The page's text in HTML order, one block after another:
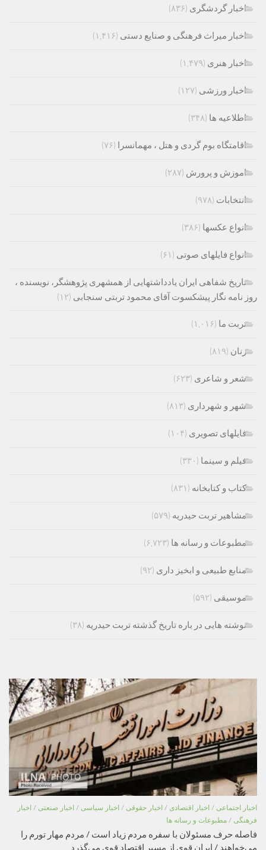
اخبار گردشگری (۸۳۶)
اخبار میراث فرهنگی و صنایع دستی (۱,۴۱۶)
اخبار هنری (۱,۴۷۹)
اخبار ورزشی (۱۲۷)
اطلاعیه ها (۳۴۸)
اقامتگاه بوم گردی و هتل ، مهمانسرا (۷۶)
اموزش و پرورش (۲۸۷)
انتخابات (۹۷۸)
انواع عکسها (۳۸۶)
انواع فایلهای صوتی (۶۱)
تاریخ شفاهی ایران یادداشتهایی از همشهری پژوهشگر، نویسنده ،
روز نامه نگار پیشکسوت آقای محمود تربتی سنجابی (۱۲)
تربت ما (۱,۰۱۶)
زنان (۸۱۹)
شعر و شاعری (۶۲۳)
شهر و شهرداری (۸۱۳)
فایلهای تصویری (۱۰۴)
فیلم و سینما (۳۳۰)
کتاب و کتابخانه (۸۳۱)
مشاهیر تربت حیدریه (۵۷۹)
مطبوعات و رسانه ها (۶,۷۲۳)
منابع طبیعی و ابخیز داری (۹۲)
موسیقی (۵۹۲)
نوشته هایی در باره تاریخ گذشته تربت حیدریه (۳۸)
اخبار اجتماعی / اخبار اقتصادی / اخبار حقوقی / اخبار سیاسی / اخبار صنعتی / اخبار
فرهنگی / مطبوعات و رسانه ها
فاصله حرف مسئولان با سفره مردم زیاد است / مردم مهار تورم را
می‌خواهند / ایران قوی از مسیر اقتصاد قوی می‌گذرد